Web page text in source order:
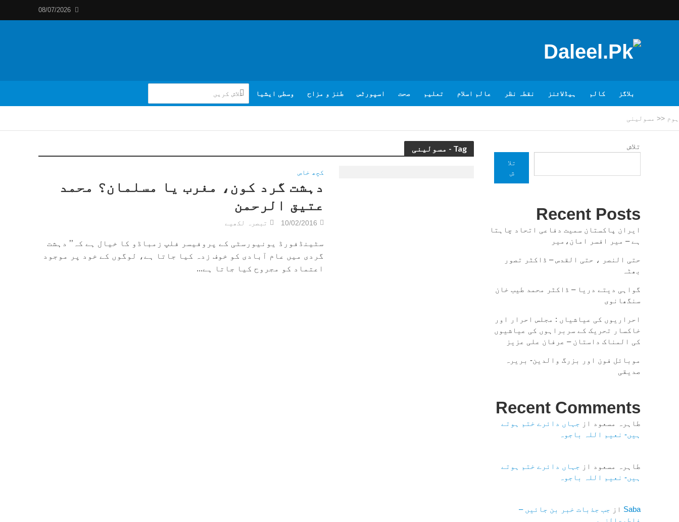
08/07/2026
بلاگز کالم ہیڈلائنز نقطہ نظر عالم اسلام تعلیم صحت اسپورٹس طنز و مزاح وسطی ایشیا
ہوم << مسولینی
Tag - مسولینی
کچھ خاص
دہشت گرد کون، مغرب یا مسلمان؟ محمد
عتیق الرحمن
10/02/2016 تبصرہ لکھیے
سٹینڈفورڈ یونیورسٹی کے پروفیسر فلپ زمباڈو کا خیال ہے کہ’’ دہشت
گردی میں عام آبادی کو خوف زدہ کیا جاتا ہے، لوگوں کے خود پر موجود
اعتماد کو مجروح کیا جاتا ہے...
تلاش
تلا
ش
Recent Posts
ایران پاکستان سمیت دفاعی اتحاد چاہتا
ہے – میر افسر امان،میر
حتی النصر ، حتی القدس – ڈاکٹر تصور
بھٹہ
گواہی دیتے دریا – ڈاکٹر محمد طیب خان
سنگھانوی
احراریوں کی عیاشیاں : مجلس احرار اور
خاکسار تحریک کے سربراہوں کی عیاشیوں
کی المناک داستان – عرفان علی عزیز
موبائل فون اور بزرگ والدین- بریرہ
صدیقی
Recent Comments
طاہرہ مسعود از جہاں دائرے ختم ہوتے
ہیں- نعیم اللہ باجوہ
طاہرہ مسعود از جہاں دائرے ختم ہوتے
ہیں- نعیم اللہ باجوہ
Saba از جب جذبات خبر بن جائیں –
فاطمۃالزہرہ